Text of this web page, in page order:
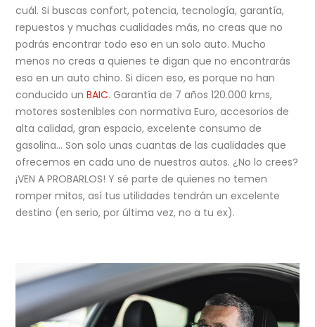
cuál. Si buscas confort, potencia, tecnología, garantía,
repuestos y muchas cualidades más, no creas que no
podrás encontrar todo eso en un solo auto. Mucho
menos no creas a quienes te digan que no encontrarás
eso en un auto chino. Si dicen eso, es porque no han
conducido unBAIC. Garantía de 7 años 120.000 kms,
motores sostenibles con normativa Euro, accesorios de
alta calidad, gran espacio, excelente consumo de
gasolina… Son solo unas cuantas de las cualidades que
ofrecemos en cada uno de nuestros autos. ¿No lo crees?
¡VEN A PROBARLOS! Y sé parte de quienes no temen
romper mitos, así tus utilidades tendrán un excelente
destino (en serio, por última vez, no a tu ex).